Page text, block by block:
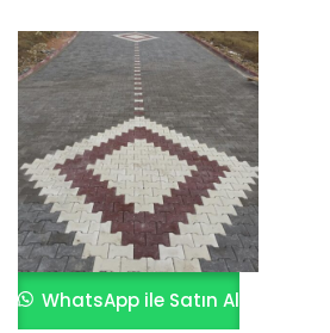
WhatsApp ile Satın Al